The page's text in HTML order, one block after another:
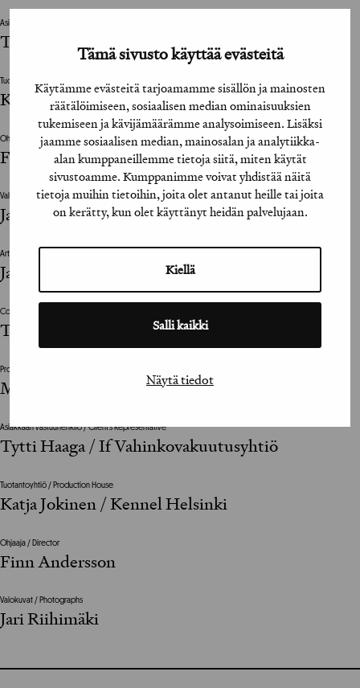
Tämä sivusto käyttää evästeitä
Käytämme evästeitä tarjoamamme sisällön ja mainosten
räätälöimiseen, sosiaalisen median ominaisuuksien
tukemiseen ja kävijämäärämme analysoimiseen. Lisäksi
jaamme sosiaalisen median, mainosalan ja analytiikka-
alan kumppaneillemme tietoja siitä, miten käytät
sivustoamme. Kumppanimme voivat yhdistää näitä
tietoja muihin tietoihin, joita olet antanut heille tai joita
on kerätty, kun olet käyttänyt heidän palvelujaan.
Kiellä
Salli kaikki
Näytä tiedot
Asiakkaan vastuuhenkilö / Client’s Representative
Tytti Haaga / If Vahinkovakuutusyhtiö
Tuotantoyhtiö / Production House
Katja Jokinen / Kennel Helsinki
Ohjaaja / Director
Finn Andersson
Valokuvat / Photographs
Jari Riihimäki
Art Director
Jarkko Toijonen
Copywriter
Teijo Hintikka
Projektijohtaja / Project Manager
Mikko Toivanen
Asiakkaan vastuuhenkilö / Client’s Representative
Tytti Haaga / If Vahinkovakuutusyhtiö
Tuotantoyhtiö / Production House
Katja Jokinen / Kennel Helsinki
Ohjaaja / Director
Finn Andersson
Valokuvat / Photographs
Jari Riihimäki